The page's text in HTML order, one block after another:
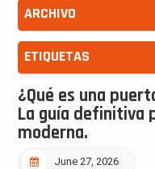
ARCHIVO
ETIQUETAS
¿Qué es una
La guía definitiva
moderna.
June 27, 2026